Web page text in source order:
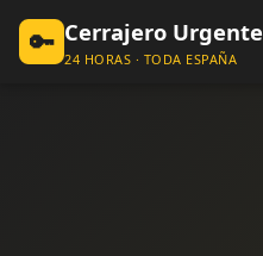
🔑 Cerrajero Urgente
24 HORAS · TODA ESPAÑA